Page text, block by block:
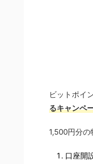
ビットポイ
るキャンペ
1,500円分の
口座開